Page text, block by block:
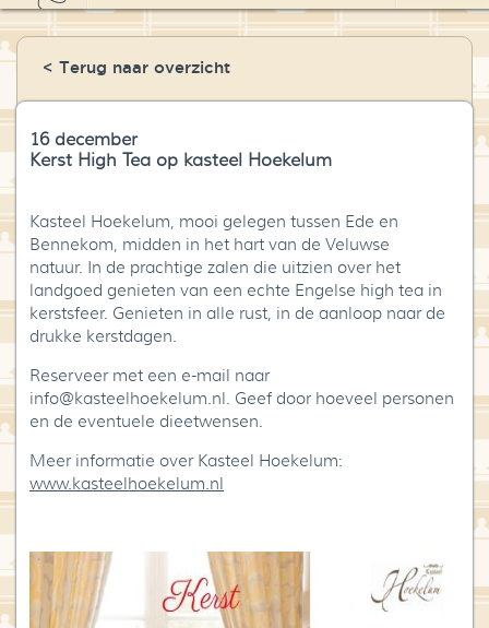
High Tea
Recepten
Thee
Blog
Over High Tea Wereld
Contact
< Terug naar overzicht
16 december
Kerst High Tea op kasteel Hoekelum
Kasteel Hoekelum, mooi gelegen tussen Ede en
Bennekom, midden in het hart van de Veluwse
natuur. In de prachtige zalen die uitzien over het
landgoed genieten van een echte Engelse high tea in
kerstsfeer. Genieten in alle rust, in de aanloop naar de
drukke kerstdagen.
Reserveer met een e-mail naar
info@kasteelhoekelum.nl. Geef door hoeveel personen
en de eventuele dieetwensen.
Meer informatie over Kasteel Hoekelum:
www.kasteelhoekelum.nl